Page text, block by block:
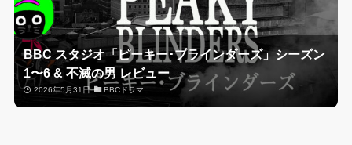
BBC スタジオ「ピーキー･ブラインダーズ」シーズン
1〜6 & 不滅の男 レビュー
2026年5月31日 BBCドラマ